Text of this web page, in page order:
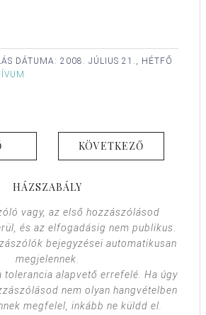
DÁTUMA: 2008. JÚLIUS 21., HÉTFŐ
KÖVETKEZŐ
HÁZSZABÁLY
vagy, az első hozzászólásod
és az elfogadásig nem publikus.
bejegyzései automatikusan
megjelennek.
tolerancia alapvető errefelé. Ha úgy
nem olyan hangvételben
megfelel, inkább ne küldd el.